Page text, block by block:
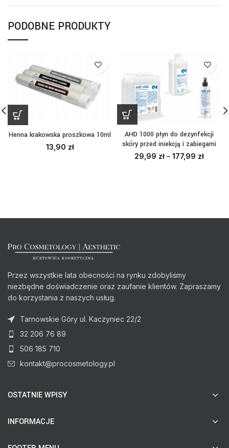
PODOBNE PRODUKTY
Henna krakowska proszkowa 10ml
13,90 zł
AHD 1000 płyn do dezynfekcji
skóry przed iniekcją i zabiegami
29,99 zł – 177,99 zł
Przez wszystkie lata obecności na rynku zdobyliśmy
niezbędne doświadczenie oraz zaufanie klientów. Zapraszamy
do korzystania z naszych usług.
Tarnowskie Góry ul. Kaczyniec 22/2
32 206 76 89
506 185 710
kontakt@procosmetology.pl
OSTATNIE WPISY
INFORMACJE